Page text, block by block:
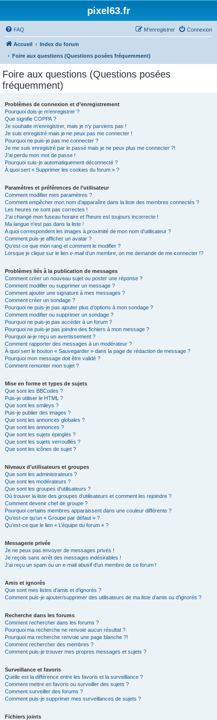
pixel63.fr
FAQ Connexion
M’enregistrer
Accueil
Index du forum
Foire aux questions (Questions posées fréquemment)
Foire aux questions (Questions posées
fréquemment)
Problèmes de connexion et d’enregistrement
Pourquoi dois-je m’enregistrer ?
Que signifie COPPA ?
Je souhaite m’enregistrer, mais je n’y parviens pas !
Je suis enregistré mais je ne peux pas me connecter !
Pourquoi ne puis-je pas me connecter ?
Je me suis enregistré par le passé mais je ne peux plus me connecter ?!
J’ai perdu mon mot de passe !
Pourquoi suis-je automatiquement déconnecté ?
À quoi sert « Supprimer les cookies du forum » ?
Paramètres et préférences de l’utilisateur
Comment modifier mes paramètres ?
Comment empêcher mon nom d’apparaître dans la liste des membres connectés ?
Les heures ne sont pas correctes !
J’ai changé mon fuseau horaire et l’heure est toujours incorrecte !
Ma langue n’est pas dans la liste !
A quoi correspondent les images à proximité de mon nom d’utilisateur ?
Comment puis-je afficher un avatar ?
Qu’est-ce que mon rang et comment le modifier ?
Lorsque je clique sur le lien e-maild’un membre, on me demande de me connecter !?
Problèmes liés à la publication de messages
Comment créer un nouveau sujet ou poster une réponse ?
Comment modifier ou supprimer un message ?
Comment ajouter une signature à mes messages ?
Comment créer un sondage ?
Pourquoi ne puis-je pas ajouter plus d’options à mon sondage ?
Comment modifier ou supprimer un sondage ?
Pourquoi ne puis-je pas accéder à un forum ?
Pourquoi ne puis-je pas joindre des fichiers à mon message ?
Pourquoi ai-je reçu un avertissement ?
Comment rapporter des messages à un modérateur ?
À quoi sert le bouton « Sauvegarder » dans la page de rédaction de message ?
Pourquoi mon message doit être validé ?
Comment remonter mon sujet ?
Mise en forme et types de sujets
Que sont les BBCodes ?
Puis-je utiliser le HTML ?
Que sont les smileys ?
Puis-je publier des images ?
Que sont les annonces globales ?
Que sont les annonces ?
Que sont les sujets épinglés ?
Que sont les sujets verrouillés ?
Que sont les icônes de sujet ?
Niveaux d’utilisateurs et groupes
Que sont les administrateurs ?
Que sont les modérateurs ?
Que sont les groupes d’utilisateurs ?
Où trouver la liste des groupes d’utilisateurs et comment les rejoindre ?
Comment devenir chef de groupe ?
Pourquoi certains membres apparaissent dans une couleur différente ?
Qu’est-ce qu’un « Groupe par défaut » ?
Qu’est-ce que le lien « L’équipe du forum » ?
Messagerie privée
Je ne peux pas envoyer de messages privés !
Je reçois sans arrêt des messages indésirables !
J’ai reçu un spam ou un e-mail abusif d’un membre de ce forum !
Amis et ignorés
Que sont mes listes d’amis et d’ignorés ?
Comment puis-je ajouter/supprimer des utilisateurs de ma liste d’amis ou d’ignorés ?
Recherche dans les forums
Comment rechercher dans les forums ?
Pourquoi ma recherche ne renvoie aucun résultat ?
Pourquoi ma recherche renvoie une page blanche ?!
Comment rechercher des membres ?
Comment puis-je trouver mes propres messages et sujets ?
Surveillance et favoris
Quelle est la différence entre les favoris et la surveillance ?
Comment mettre en favoris ou surveiller des sujets ?
Comment surveiller des forums ?
Comment puis-je supprimer mes surveillances de sujets ?
Fichiers joints